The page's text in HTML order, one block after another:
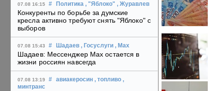
07.08 16:15 # Политика , "Яблоко" , Журавлев
Конкуренты по борьбе за думские
кресла активно требуют снять "Яблоко" с
выборов
07.08 15:43 # Шадаев , Госуслуги , Max
Шадаев: Мессенджер Max остается в
жизни россиян навсегда
07.08 13:19 # авиакеросин , топливо ,
минтранс